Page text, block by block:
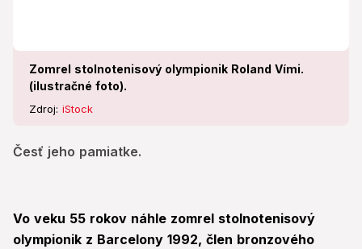
Zomrel stolnotenisový olympionik Roland Vími.
(ilustračné foto).
Zdroj: iStock
Česť jeho pamiatke.
Vo veku 55 rokov náhle zomrel stolnotenisový
olympionik z Barcelony 1992, člen bronzového